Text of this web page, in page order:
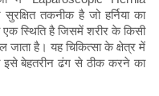
तकनीक है जो हर्निया का
एक स्थिति है जिसमें शरीर के किसी
जाता है। यह चिकित्सा के क्षेत्र में
इसे बेहतरीन ढंग से ठीक करने का